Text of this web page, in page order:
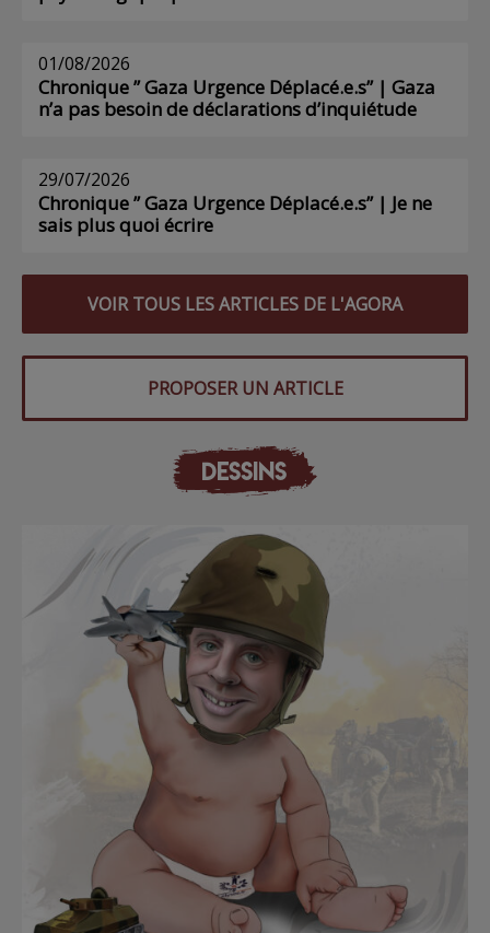
01/08/2026
Chronique ” Gaza Urgence Déplacé.e.s” | Gaza
n’a pas besoin de déclarations d’inquiétude
29/07/2026
Chronique ” Gaza Urgence Déplacé.e.s” | Je ne
sais plus quoi écrire
VOIR TOUS LES ARTICLES DE L'AGORA
PROPOSER UN ARTICLE
DESSINS